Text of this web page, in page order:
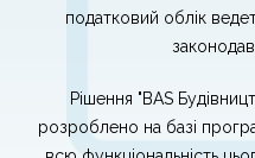
податковий облік
Рішення "BAS
розроблено на базі